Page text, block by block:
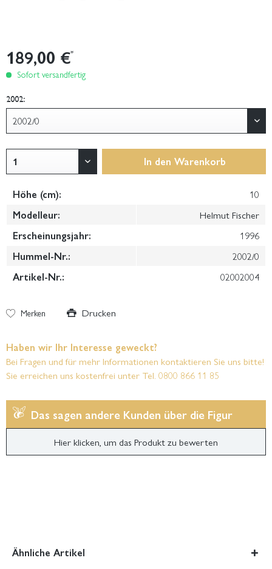
189,00 €*
Sofort versandfertig
2002:
In den Warenkorb
Höhe (cm):
10
Modelleur:
Helmut Fischer
Erscheinungsjahr:
1996
Hummel-Nr.:
2002/0
Artikel-Nr.:
02002004
Merken Drucken
Haben wir Ihr Interesse geweckt?
Bei Fragen und für mehr Informationen kontaktieren Sie uns bitte!
Sie erreichen uns kostenfrei unter Tel. 0800 866 11 85
Das sagen andere Kunden über die Figur
Hier klicken, um das Produkt zu bewerten
Ähnliche Artikel